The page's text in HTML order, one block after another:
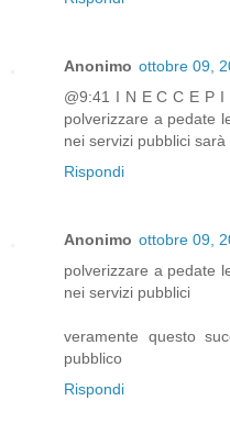
Anonimo ottobre 09,
@9:41 I N E C C E P
polverizzare a pedate
nei servizi pubblici
Rispondi
Anonimo ottobre 09,
polverizzare a pedate
nei servizi pubblici
veramente questo
pubblico
Rispondi